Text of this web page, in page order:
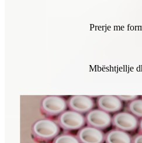
Prerje me
Mbështjellje